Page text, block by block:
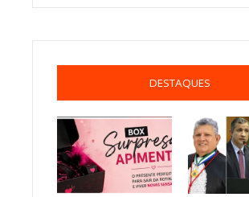
DESTAQUES